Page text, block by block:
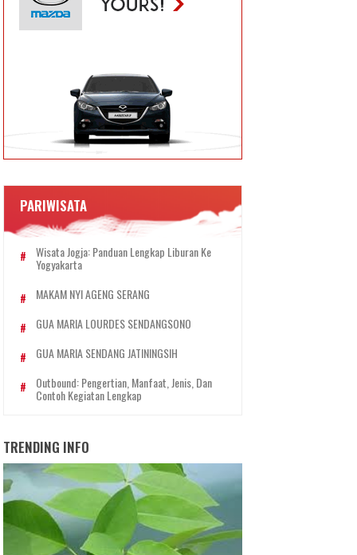
PARIWISATA
Wisata Jogja: Panduan Lengkap Liburan Ke
Yogyakarta
MAKAM NYI AGENG SERANG
GUA MARIA LOURDES SENDANGSONO
GUA MARIA SENDANG JATININGSIH
Outbound: Pengertian, Manfaat, Jenis, Dan
Contoh Kegiatan Lengkap
TRENDING INFO